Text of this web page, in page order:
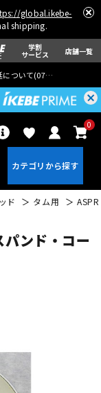
global.ikebe-
shipping.
学割
サービス 店舗一覧
について(07月29日
0
パーカッション
ド タム用 ASPR
ンド・コー